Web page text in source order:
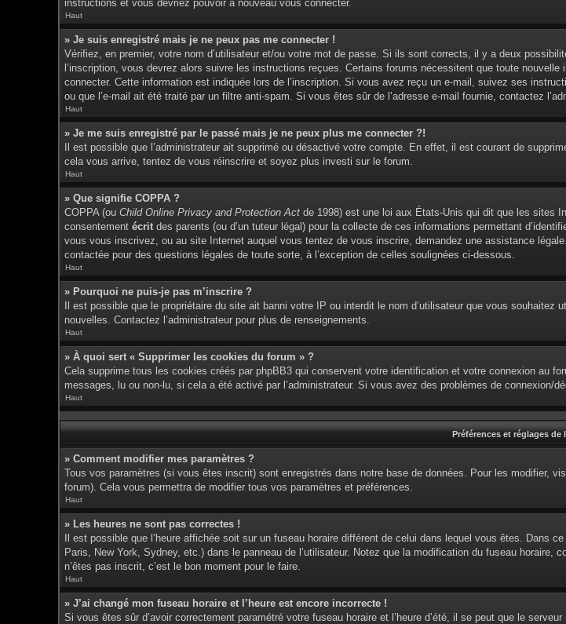
instructions et vous devriez pouvoir à nouveau vous connecter.
Haut
» Je suis enregistré mais je ne peux pas me connecter !
Vérifiez, en premier, votre nom d’utilisateur et/ou votre mot de passe. Si ils sont corrects, il y a deux
l’inscription, vous devrez alors suivre les instructions reçues. Certains forums nécessitent que toute
connecter. Cette information est indiquée lors de l’inscription. Si vous avez reçu un e-mail, suivez ses
ou que l’e-mail ait été traité par un filtre anti-spam. Si vous êtes sûr de l’adresse e-mail fournie, contactez
Haut
» Je me suis enregistré par le passé mais je ne peux plus me connecter ?!
Il est possible que l’administrateur ait supprimé ou désactivé votre compte. En effet, il est courant de
cela vous arrive, tentez de vous réinscrire et soyez plus investi sur le forum.
Haut
» Que signifie COPPA ?
COPPA (ou Child Online Privacy and Protection Act de 1998) est une loi aux États-Unis qui dit que les sites
consentement écrit des parents (ou d’un tuteur légal) pour la collecte de ces informations permettant
vous vous inscrivez, ou au site Internet auquel vous tentez de vous inscrire, demandez une assistance
contactée pour des questions légales de toute sorte, à l’exception de celles soulignées ci-dessous.
Haut
» Pourquoi ne puis-je pas m’inscrire ?
Il est possible que le propriétaire du site ait banni votre IP ou interdit le nom d’utilisateur que vous
nouvelles. Contactez l’administrateur pour plus de renseignements.
Haut
» À quoi sert « Supprimer les cookies du forum » ?
Cela supprime tous les cookies créés par phpBB3 qui conservent votre identification et votre connexion au
messages, lu ou non-lu, si cela a été activé par l’administrateur. Si vous avez des problèmes de connexion/
Haut
Préférences et réglages de
» Comment modifier mes paramètres ?
Tous vos paramètres (si vous êtes inscrit) sont enregistrés dans notre base de données. Pour les modifier,
forum). Cela vous permettra de modifier tous vos paramètres et préférences.
Haut
» Les heures ne sont pas correctes !
Il est possible que l’heure affichée soit sur un fuseau horaire différent de celui dans lequel vous êtes. Dans
Paris, New York, Sydney, etc.) dans le panneau de l’utilisateur. Notez que la modification du fuseau
n’êtes pas inscrit, c’est le bon moment pour le faire.
Haut
» J’ai changé mon fuseau horaire et l’heure est encore incorrecte !
Si vous êtes sûr d’avoir correctement paramétré votre fuseau horaire et l’heure d’été, il se peut que le